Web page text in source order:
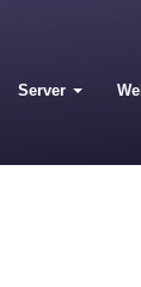
Server